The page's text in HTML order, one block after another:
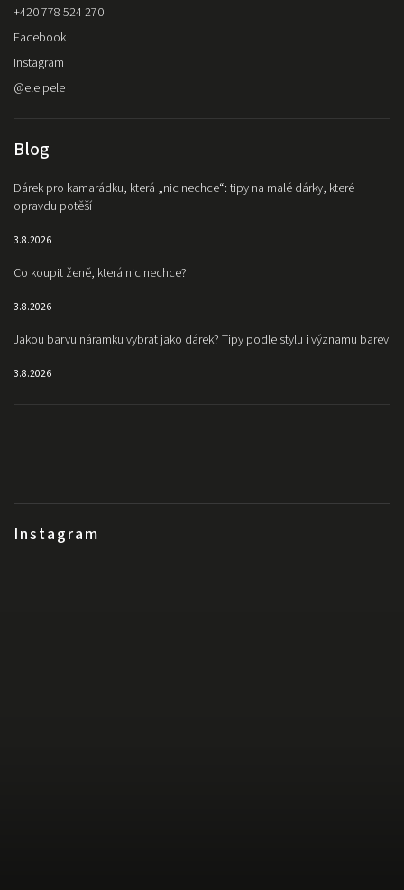
Instagram
+420 778 524 270
Facebook
Instagram
@ele.pele
Blog
Dárek pro kamarádku, která „nic nechce“: tipy na malé dárky, které
opravdu potěší
3.8.2026
Co koupit ženě, která nic nechce?
3.8.2026
Jakou barvu náramku vybrat jako dárek? Tipy podle stylu i významu barev
3.8.2026